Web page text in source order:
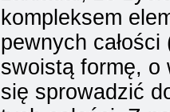
kompleksem
pewnych
swoistą formę, o
się sprowadzić